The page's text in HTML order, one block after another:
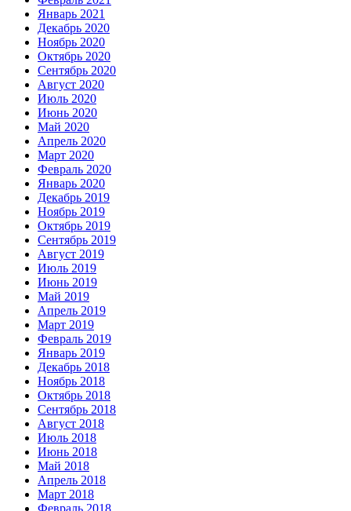
Январь 2021
Декабрь 2020
Ноябрь 2020
Октябрь 2020
Сентябрь 2020
Август 2020
Июль 2020
Июнь 2020
Май 2020
Апрель 2020
Март 2020
Февраль 2020
Январь 2020
Декабрь 2019
Ноябрь 2019
Октябрь 2019
Сентябрь 2019
Август 2019
Июль 2019
Июнь 2019
Май 2019
Апрель 2019
Март 2019
Февраль 2019
Январь 2019
Декабрь 2018
Ноябрь 2018
Октябрь 2018
Сентябрь 2018
Август 2018
Июль 2018
Июнь 2018
Май 2018
Апрель 2018
Март 2018
Февраль 2018